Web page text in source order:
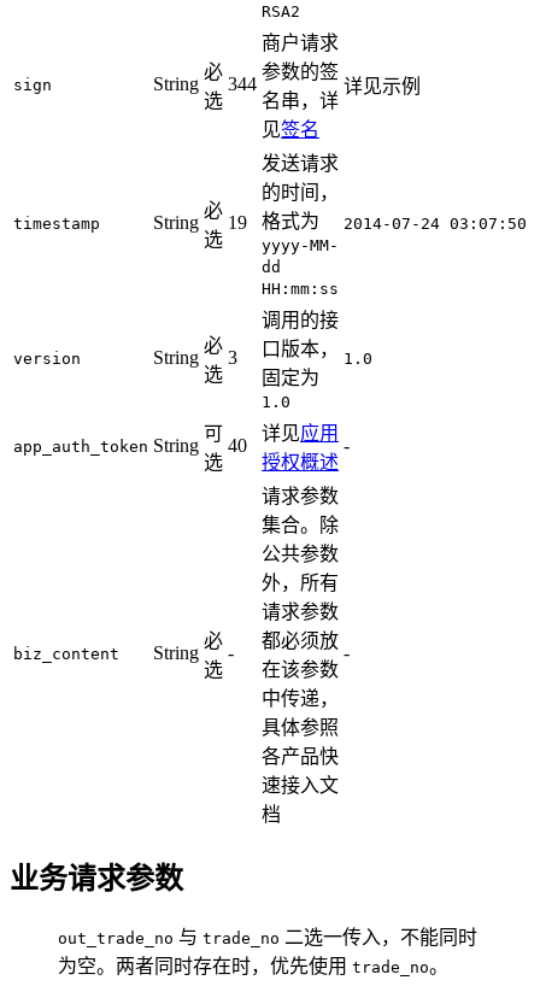
RSA2
sign String
必
选
344
商户请求
参数的签
名串，详
见签名
详见示例
timestamp String
必
选
19
发送请求
的时间，
格式为
yyyy-MM-
dd
HH:mm:ss
2014-07-24 03:07:50
version String
必
选
3
调用的接
口版本，
固定为
1.0
1.0
app_auth_token String
可
选
40
详见应用
授权概述
-
biz_content String
必
选
-
请求参数
集合。除
公共参数
外，所有
请求参数
都必须放
在该参数
中传递，
具体参照
各产品快
速接入文
档
-
业务请求参数
out_trade_no 与 trade_no 二选一传入，不能同时
为空。两者同时存在时，优先使用 trade_no。